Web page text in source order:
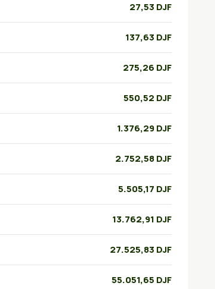
27,53 DJF
137,63 DJF
275,26 DJF
550,52 DJF
1.376,29 DJF
2.752,58 DJF
5.505,17 DJF
13.762,91 DJF
27.525,83 DJF
55.051,65 DJF